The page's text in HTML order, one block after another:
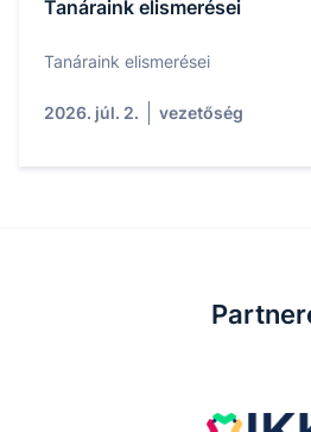
Tanáraink elismerései
Tanáraink elismerései
2026. júl. 2. vezetőség